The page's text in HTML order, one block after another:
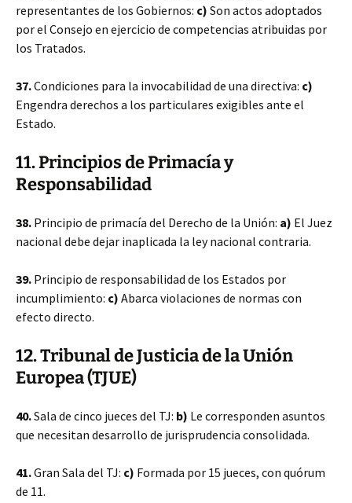
representantes de los Gobiernos: c) Son actos adoptados
por el Consejo en ejercicio de competencias atribuidas por
los Tratados.
37.Condiciones para la invocabilidad de una directiva: c)
Engendra derechos a los particulares exigibles ante el
Estado.
11. Principios de Primacía y
Responsabilidad
38. Principio de primacía del Derecho de la Unión: a) El Juez
nacional debe dejar inaplicada la ley nacional contraria.
39. Principio de responsabilidad de los Estados por
incumplimiento: c) Abarca violaciones de normas con
efecto directo.
12. Tribunal de Justicia de la Unión
Europea (TJUE)
40.Sala de cinco jueces del TJ: b) Le corresponden asuntos
que necesitan desarrollo de jurisprudencia consolidada.
41.Gran Sala del TJ: c) Formada por 15 jueces, con quórum
de 11.